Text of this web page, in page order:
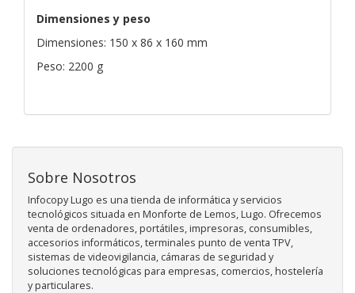
Dimensiones y peso
Dimensiones: 150 x 86 x 160 mm
Peso: 2200 g
Sobre Nosotros
Infocopy Lugo es una tienda de informática y servicios
tecnológicos situada en Monforte de Lemos, Lugo. Ofrecemos
venta de ordenadores, portátiles, impresoras, consumibles,
accesorios informáticos, terminales punto de venta TPV,
sistemas de videovigilancia, cámaras de seguridad y
soluciones tecnológicas para empresas, comercios, hostelería
y particulares.